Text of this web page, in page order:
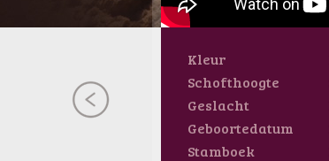
Kleur
Schofthoogte
Geslacht
Geboortedatum
Stamboek